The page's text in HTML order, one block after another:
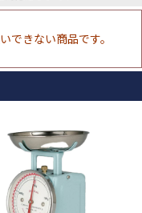
できない商品です。